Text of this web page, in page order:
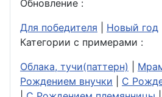
Обновление :
Для победителя
Новый год
Категории с примерами :
Облака, тучи(паттерн)
Рождением внучки
С